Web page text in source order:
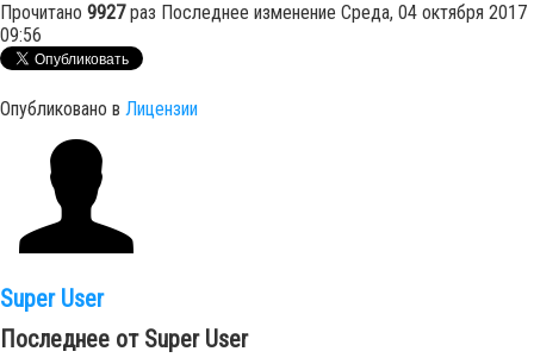
Прочитано 9927раз Последнее изменение Среда, 04 октября 2017
09:56
Опубликовано в Лицензии
Super User
Последнее от Super User